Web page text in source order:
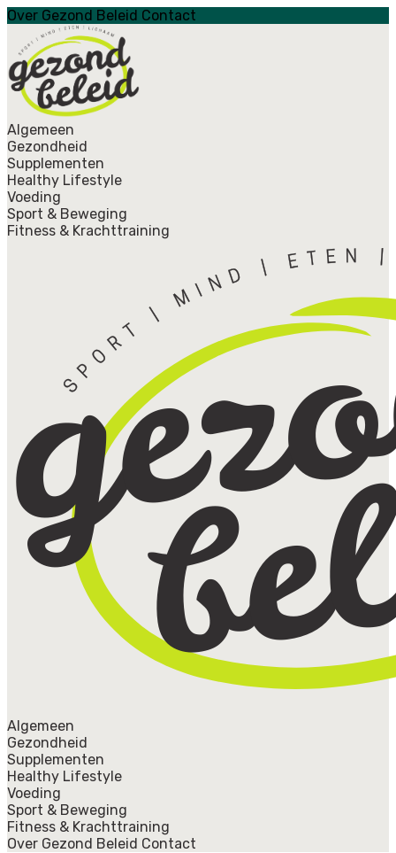
Over Gezond Beleid Contact
Algemeen
Gezondheid
Supplementen
Healthy Lifestyle
Voeding
Sport & Beweging
Fitness & Krachttraining
Algemeen
Gezondheid
Supplementen
Healthy Lifestyle
Voeding
Sport & Beweging
Fitness & Krachttraining
Over Gezond Beleid Contact